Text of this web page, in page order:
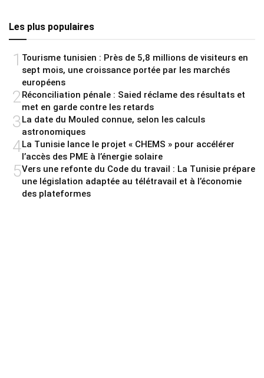
Les plus populaires
1 Tourisme tunisien : Près de 5,8 millions de visiteurs en
sept mois, une croissance portée par les marchés
européens
2 Réconciliation pénale : Saied réclame des résultats et
met en garde contre les retards
3La date du Mouled connue, selon les calculs
astronomiques
4La Tunisie lance le projet « CHEMS » pour accélérer
l’accès des PME à l’énergie solaire
5Vers une refonte du Code du travail : La Tunisie prépare
une législation adaptée au télétravail et à l’économie
des plateformes